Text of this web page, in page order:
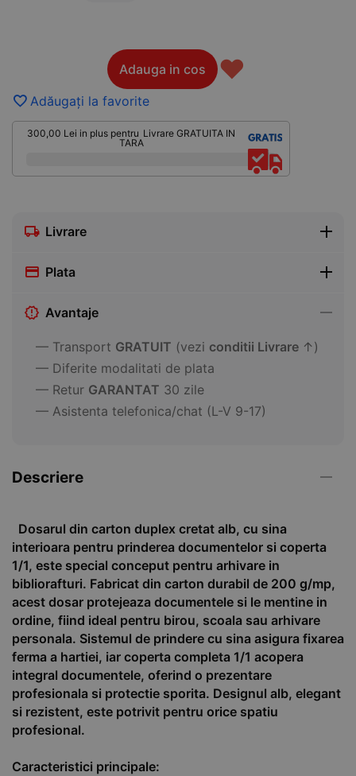
Adauga in cos ♥
Adăugați la favorite
300,00 Lei in plus pentru Livrare GRATUITA IN
TARA
Livrare
Plata
Avantaje
— Transport GRATUIT (vezi conditii Livrare ↑)
— Diferite modalitati de plata
— Retur GARANTAT 30 zile
— Asistenta telefonica/chat (L-V 9-17)
Descriere
Dosarul din carton duplex cretat alb, cu sina
interioara pentru prinderea documentelor si coperta
1/1, este special conceput pentru arhivare in
bibliorafturi. Fabricat din carton durabil de 200 g/mp,
acest dosar protejeaza documentele si le mentine in
ordine, fiind ideal pentru birou, scoala sau arhivare
personala. Sistemul de prindere cu sina asigura fixarea
ferma a hartiei, iar coperta completa 1/1 acopera
integral documentele, oferind o prezentare
profesionala si protectie sporita. Designul alb, elegant
si rezistent, este potrivit pentru orice spatiu
profesional.
Caracteristici principale: